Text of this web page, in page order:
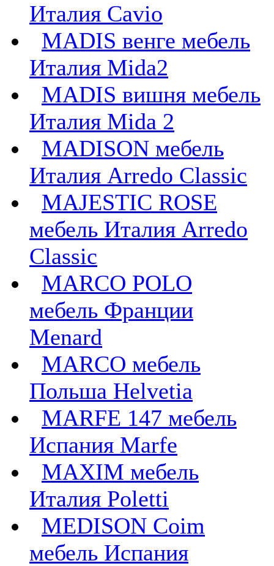
Италия Cavio
MADIS венге мебель
Италия Mida2
MADIS вишня мебель
Италия Mida 2
MADISON мебель
Италия Arredo Classic
MAJESTIC ROSE
мебель Италия Arredo
Classic
MARCO POLO
мебель Франции
Menard
MARCO мебель
Польша Helvetia
MARFE 147 мебель
Испания Marfe
MAXIM мебель
Италия Poletti
MEDISON Coim
мебель Испания